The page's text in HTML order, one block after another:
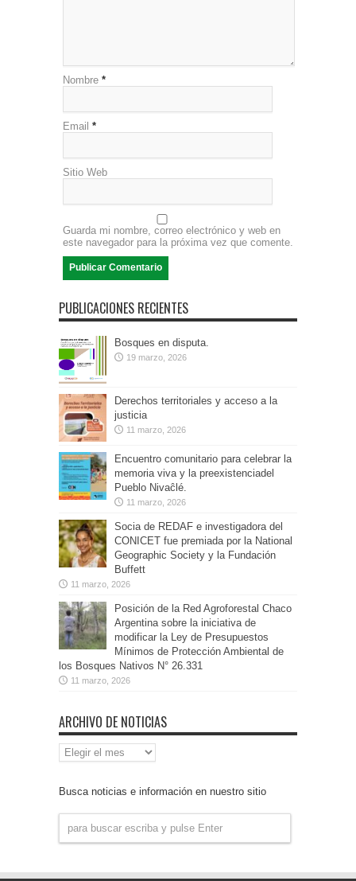
Nombre *
Email *
Sitio Web
Guarda mi nombre, correo electrónico y web en
este navegador para la próxima vez que comente.
PUBLICACIONES RECIENTES
Bosques en disputa.
19 marzo, 2026
Derechos territoriales y acceso a la
justicia
11 marzo, 2026
Encuentro comunitario para celebrar la
memoria viva y la preexistenciadel
Pueblo Nivaĉlé.
11 marzo, 2026
Socia de REDAF e investigadora del
CONICET fue premiada por la National
Geographic Society y la Fundación
Buffett
11 marzo, 2026
Posición de la Red Agroforestal Chaco
Argentina sobre la iniciativa de
modificar la Ley de Presupuestos
Mínimos de Protección Ambiental de
los Bosques Nativos N° 26.331
11 marzo, 2026
ARCHIVO DE NOTICIAS
Archivo
de
Busca noticias e información en nuestro sitio